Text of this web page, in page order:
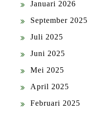
Januari 2026
September 2025
Juli 2025
Juni 2025
Mei 2025
April 2025
Februari 2025